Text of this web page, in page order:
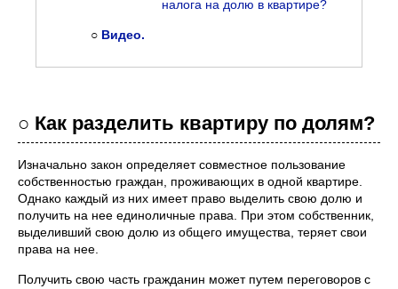
налога на долю в квартире?
○ Видео.
○ Как разделить квартиру по долям?
Изначально закон определяет совместное пользование
собственностью граждан, проживающих в одной квартире.
Однако каждый из них имеет право выделить свою долю и
получить на нее единоличные права. При этом собственник,
выделивший свою долю из общего имущества, теряет свои
права на нее.
Получить свою часть гражданин может путем переговоров с